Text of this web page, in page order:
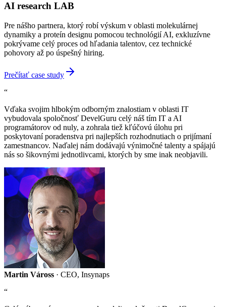
AI research LAB
Pre nášho partnera, ktorý robí výskum v oblasti molekulárnej
dynamiky a proteín designu pomocou technológií AI, exkluzívne
pokrývame celý proces od hľadania talentov, cez technické
pohovory až po úspešný hiring.
Prečítať case study
“
Vďaka svojim hlbokým odborným znalostiam v oblasti IT
vybudovala spoločnosť DevelGuru celý náš tím IT a AI
programátorov od nuly, a zohrala tiež kľúčovú úlohu pri
poskytovaní poradenstva pri najlepších rozhodnutiach o prijímaní
zamestnancov. Naďalej nám dodávajú výnimočné talenty a spájajú
nás so šikovnými jednotlivcami, ktorých by sme inak neobjavili.
Martin Váross · CEO, Insynaps
“